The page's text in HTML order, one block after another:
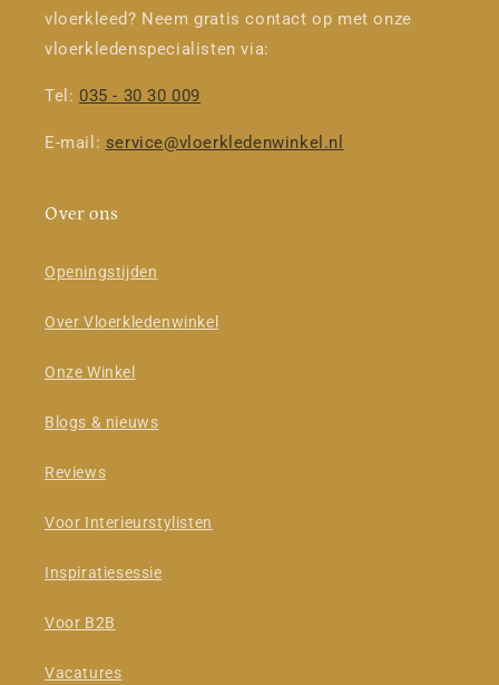
vloerkleed? Neem gratis contact op met onze
vloerkledenspecialisten via:
Tel: 035 - 30 30 009
E-mail: service@vloerkledenwinkel.nl
Over ons
Openingstijden
Over Vloerkledenwinkel
Onze Winkel
Blogs & nieuws
Reviews
Voor Interieurstylisten
Inspiratiesessie
Voor B2B
Vacatures